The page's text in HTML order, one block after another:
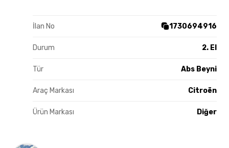
İlan No 1730694916
Durum 2. El
Tür Abs Beyni
Araç Markası Citroën
Ürün Markası Diğer